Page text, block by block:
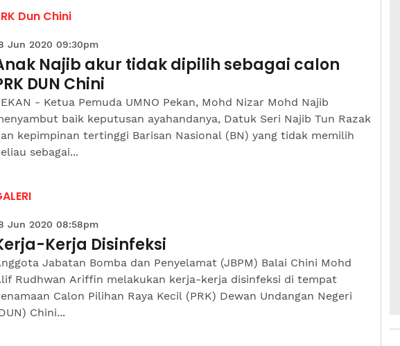
Dun Chini
Jun 2020 09:30pm
Najib akur tidak dipilih sebagai calon
DUN Chini
- Ketua Pemuda UMNO Pekan, Mohd Nizar Mohd Najib
baik keputusan ayahandanya, Datuk Seri Najib Tun Razak
kepimpinan tertinggi Barisan Nasional (BN) yang tidak memilih
sebagai...
Jun 2020 08:58pm
Kerja Disinfeksi
Jabatan Bomba dan Penyelamat (JBPM) Balai Chini Mohd
Rudhwan Ariffin melakukan kerja-kerja disinfeksi di tempat
Calon Pilihan Raya Kecil (PRK) Dewan Undangan Negeri
Chini...